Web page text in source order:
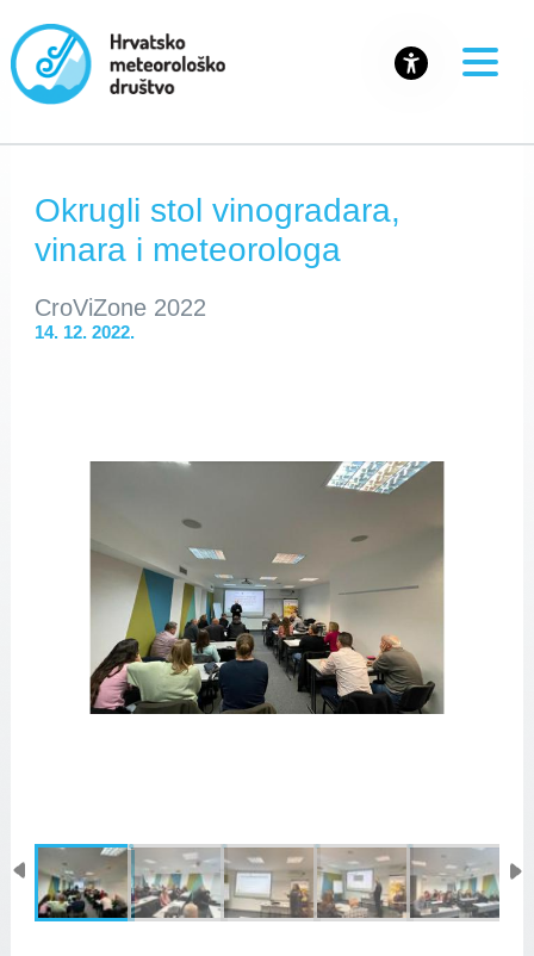
Okrugli stol vinogradara,
vinara i meteorologa
CroViZone 2022
14. 12. 2022.